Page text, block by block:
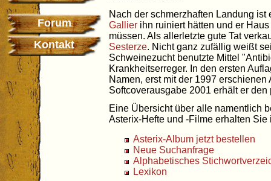
Forum
Kontakt
Nach der schmerzhaften Landung
Gallier ihn ruiniert hätten und er
müssen. Als allerletzte gute Tat
Sesterze. Nicht ganz zufällig weißt
Schweinezucht benutzte Mittel
Krankheitserreger. In den ersten
Namen, erst mit der 1997
Softcoverausgabe 2001 erhält er
Eine Übersicht über alle namentlich
Asterix-Hefte und -Filme erhalten
Asterix-Album jetzt bestellen
Neue Suchanfrage
Alphabetisches
Lexikon